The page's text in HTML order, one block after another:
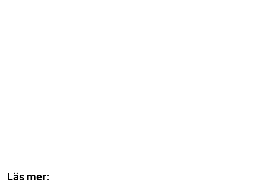
Läs mer: